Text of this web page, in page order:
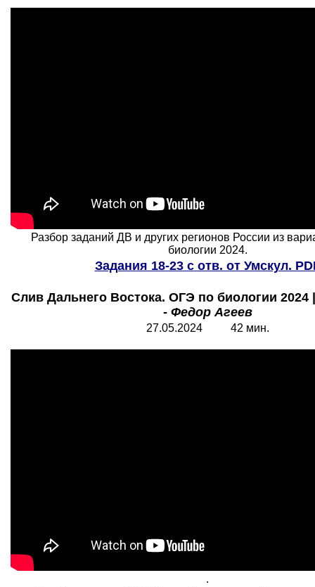
Разбор заданий ДВ и других регионов России из
биологии 2024.
Задания 18-23 с отв. от Умскул.
Слив Дальнего Востока. ОГЭ по биологии 2024
- Федор Агеев
27.05.2024 42 мин.
.